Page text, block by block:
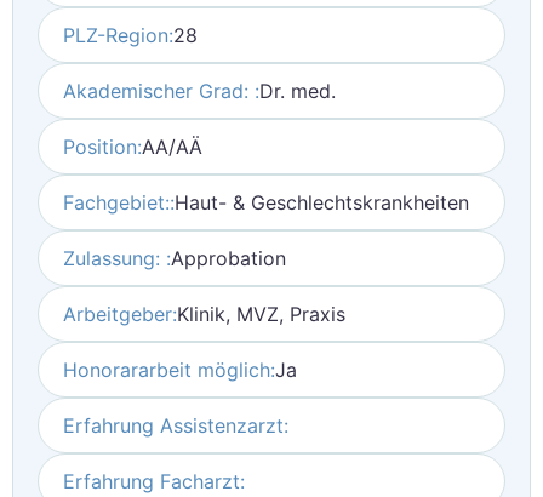
PLZ-Region:28
Akademischer Grad: :Dr. med.
Position:AA/AÄ
Fachgebiet::Haut- & Geschlechtskrankheiten
Zulassung: :Approbation
Arbeitgeber:Klinik, MVZ, Praxis
Honorararbeit möglich:Ja
Erfahrung Assistenzarzt:
Erfahrung Facharzt: